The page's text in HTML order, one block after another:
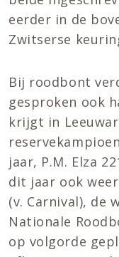
eerder in de
Zwitserse
Bij roodbont
gesproken ook
krijgt in
jaar, P.M. Elza
dit jaar ook
(v. Carnival), de
Nationale
op volgorde